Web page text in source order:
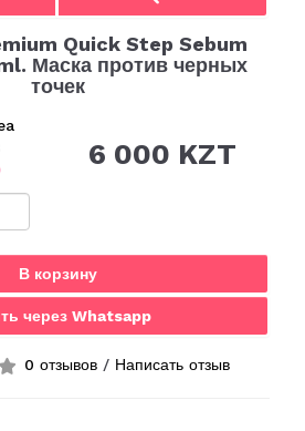
Quick Step Sebum
Маска против черных
точек
6 000 KZT
В корзину
через Whatsapp
0 отзывов/ Написать отзыв